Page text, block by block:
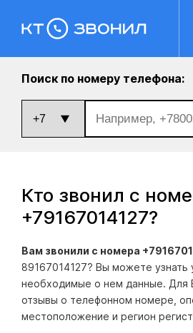
Поиск по номеру телефона:
Кто звонил с
+79167014127?
Вам звонили с номера
89167014127? Вы можете узнать
необходимые о нем данные. Для
отзывы о телефонном номере,
местоположение и регион